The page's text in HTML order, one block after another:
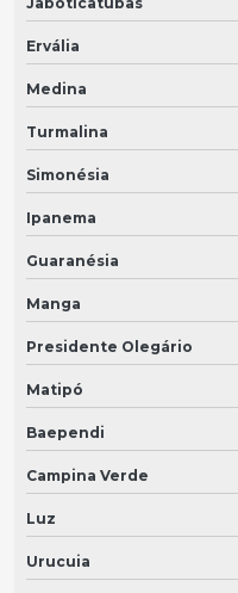
Ervália
Medina
Turmalina
Simonésia
Ipanema
Guaranésia
Manga
Presidente Olegário
Matipó
Baependi
Campina Verde
Luz
Urucuia